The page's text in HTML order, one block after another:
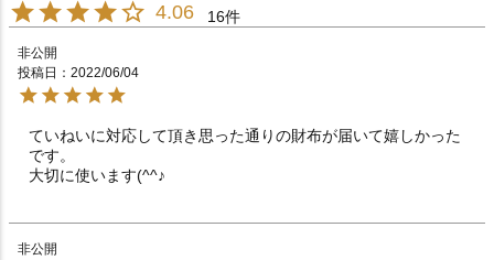
4.06 16
非公開
投稿日
2022/06/04
ていねいに対応して頂き思った通りの財布が届いて嬉しかった
です。
大切に使います(^^♪
非公開